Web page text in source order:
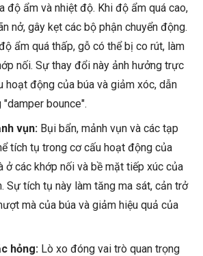
độ ẩm và nhiệt độ. Khi độ ẩm quá cao,
nở, gây kẹt các bộ phận chuyển động.
ẩm quá thấp, gỗ có thể bị co rút, làm
nối. Sự thay đổi này ảnh hưởng trực
hoạt động của búa và giảm xóc, dẫn
bounce".
vụn: Bụi bẩn, mảnh vụn và các tạp
tích tụ trong cơ cấu hoạt động của
ở các khớp nối và bề mặt tiếp xúc của
Sự tích tụ này làm tăng ma sát, cản trở
mà của búa và giảm hiệu quả của
hỏng: Lò xo đóng vai trò quan trọng